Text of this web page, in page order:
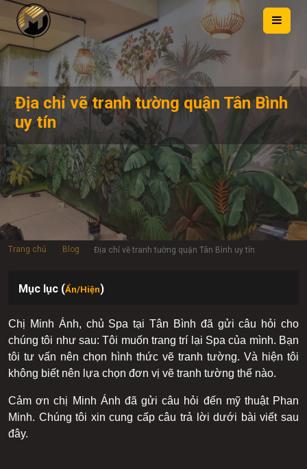
Địa chỉ vẽ tranh tường quận Tân Bình
uy tín
Trang chủ Blog Địa chỉ vẽ tranh tường quận Tân Bình uy tín
Mục lục (Ẩn/Hiện)
Tại sao nên sử dụng vẽ tranh tường quận Tân Bình của mỹ thuật Phan
Minh
Quy trình triển khai dịch vụ vẽ tranh tường quận Tân Bình tại mỹ thuật
Phan Minh
Bảng giá dịch vụ vẽ tranh tường quận Tân Bình của mỹ thuật Phan
Minh
Khách hàng đánh giá về dịch vụ vẽ tranh tường quận Tân Bình của mỹ
Chị Minh Ánh, chủ Spa tại Tân Bình đã gửi câu hỏi cho
chúng tôi như sau: Tôi muốn trang trí lại Spa của mình. Bạn
tôi tư vấn nên chọn hình thức vẽ tranh tường. Và hiện tôi
không biết nên lựa chọn đơn vị vẽ tranh tường thế nào.
Cảm ơn chị Minh Ánh đã gửi câu hỏi đến mỹ thuật Phan
Minh. Chúng tôi xin cung cấp câu trả lời dưới bài viết sau
đây.